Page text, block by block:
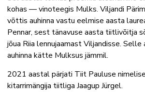
kohas — vinoteegis Mulks. Viljandi
võttis auhinna vastu eelmise aasta
Pennar, sest tänavuse aasta tiitlivõitja
jõua Riia lennujaamast Viljandisse. Selle
auhinna kätte Mulksus jämmil.
2021 aastal pärjati Tiit Pauluse
kitarrimängija tiitliga Jaagup Jürgel.